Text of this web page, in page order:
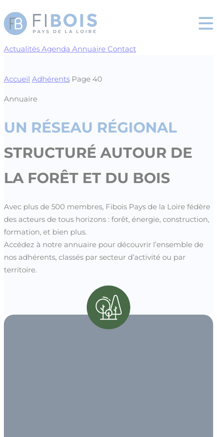
Actualités Agenda Annuaire Contact
Accueil Adhérents Page 40
Annuaire
UN RÉSEAU RÉGIONAL
STRUCTURÉ AUTOUR DE
LA FORÊT ET DU BOIS
Avec plus de 500 membres, Fibois Pays de la Loire fédère
des acteurs de tous horizons : forêt, énergie, construction,
formation, et bien plus.
Accédez à notre annuaire pour découvrir l’ensemble de
nos adhérents, classés par secteur d’activité ou par
territoire.